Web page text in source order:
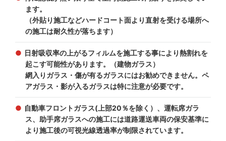
ます。
（外貼り施工などハードコート面より直射を受ける場所へ
の施工は耐久性が落ちます）
日射吸収率の上がるフィルムを施工する事により熱割れを
起こす可能性があります。（建物ガラス）
網入りガラス・傷が有るガラスにはお勧めできません。ペ
アガラス・影が入るガラスは特に注意が必要です。
自動車フロントガラス(上部20％を除く）、運転席ガラ
ス、助手席ガラスへの施工には道路運送車両の保安基準に
より施工後の可視光線透過率が制限されています。